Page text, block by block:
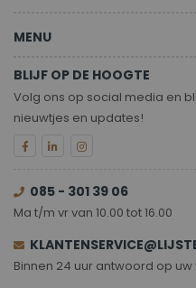
MENU
BLIJF OP DE HOOGTE
Volg ons op social media en
nieuwtjes en updates!
085 - 301 39 06
Ma t/m vr van 10.00 tot 16.00
Binnen 24 uur antwoord op